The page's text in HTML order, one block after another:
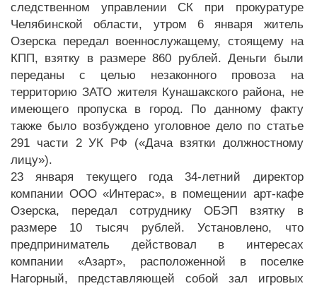
следственном управлении СК при прокуратуре
Челябинской области, утром 6 января житель
Озерска передал военнослужащему, стоящему на
КПП, взятку в размере 860 рублей. Деньги были
переданы с целью незаконного провоза на
территорию ЗАТО жителя Кунашакского района, не
имеющего пропуска в город. По данному факту
также было возбуждено уголовное дело по статье
291 части 2 УК РФ («Дача взятки должностному
лицу»).
23 января текущего года 34-летний директор
компании ООО «Интерас», в помещении арт-кафе
Озерска, передал сотруднику ОБЭП взятку в
размере 10 тысяч рублей. Установлено, что
предприниматель действовал в интересах
компании «Азарт», расположенной в поселке
Нагорный, представляющей собой зал игровых